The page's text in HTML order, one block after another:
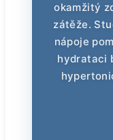
okamžitý
zátěže.
nápoje
hydrataci